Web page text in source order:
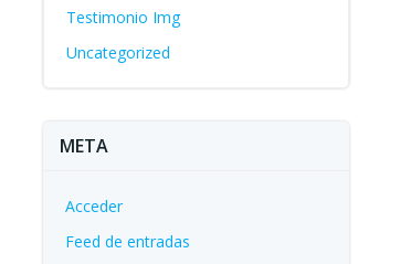
Testimonio Img
Uncategorized
META
Acceder
Feed de entradas